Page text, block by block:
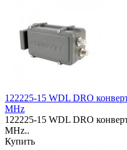
122225-15 WDL DRO
MHz
122225-15 WDL DRO
MHz..
Купить